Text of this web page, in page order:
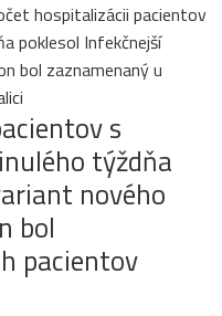
hospitalizácii pacientov
poklesol Infekčnejší
bol zaznamenaný u
s
týždňa
nového
bol
pacientov